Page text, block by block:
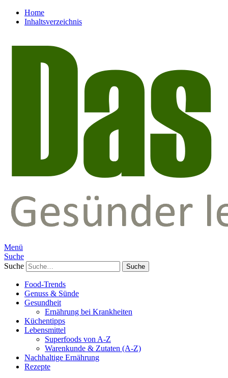
Home
Inhaltsverzeichnis
Menü
Suche
Suche
Food-Trends
Genuss & Sünde
Gesundheit
Ernährung bei Krankheiten
Küchentipps
Lebensmittel
Superfoods von A-Z
Warenkunde & Zutaten (A-Z)
Nachhaltige Ernährung
Rezepte